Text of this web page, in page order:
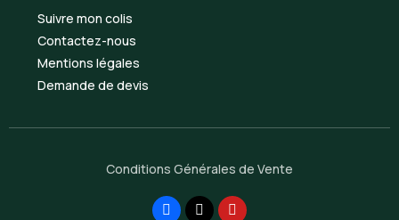
Suivre mon colis
Contactez-nous
Mentions légales
Demande de devis
Conditions Générales de Vente